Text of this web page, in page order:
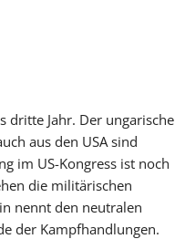
dritte Jahr. Der ungarische
aus den USA sind
im US-Kongress ist noch
die militärischen
nennt den neutralen
der Kampfhandlungen.